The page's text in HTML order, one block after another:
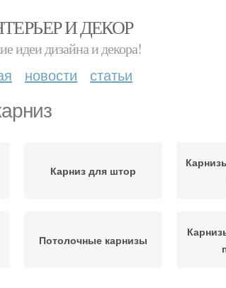
И ДЕКОР
идеи дизайна и декора!
новости статьи
Карниз для штор
Потолочные карнизы